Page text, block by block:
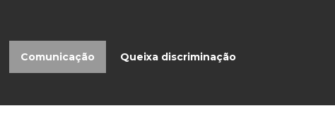
Comunicação Queixa discriminação